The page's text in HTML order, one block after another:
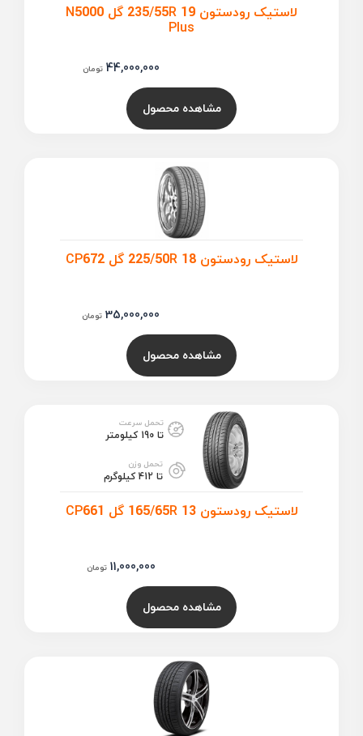
لاستیک رودستون 235/55R 19 گل N5000
Plus
44,000,000 تومان
مشاهده محصول
لاستیک رودستون 225/50R 18 گل CP672
35,000,000 تومان
مشاهده محصول
تحمل سرعت
تا 190 کیلومتر
تحمل وزن
تا 412 کیلوگرم
لاستیک رودستون 165/65R 13 گل CP661
11,000,000 تومان
مشاهده محصول